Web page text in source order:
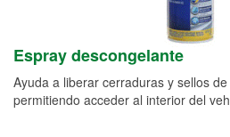
Espray descongelante
Ayuda a liberar cerraduras y sellos
permitiendo acceder al interior del